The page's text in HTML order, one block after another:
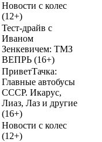
Новости с колес
(12+)
Тест-драйв с
Иваном
Зенкевичем: ТМЗ
ВЕПРЬ (16+)
ПриветТачка:
Главные автобусы
СССР. Икарус,
Лиаз, Лаз и другие
(16+)
Новости с колес
(12+)